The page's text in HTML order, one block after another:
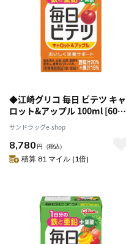
◆江崎グリコ 毎日 ビテツ キャ
ロット&アップル 100ml [60個
セット]
サンドラッグe-shop
8,780 円 （税込）
積算 81 マイル (1倍)